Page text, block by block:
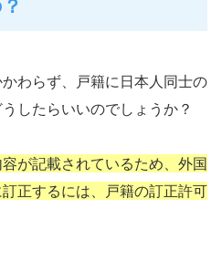
わらず、戸籍に日本人同士の
したらいいのでしょうか？
が記載されているため、外国
正するには、戸籍の訂正許可